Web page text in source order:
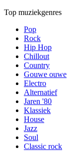
Top muziekgenres
Pop
Rock
Hip Hop
Chillout
Country
Gouwe ouwe
Electro
Alternatief
Jaren '80
Klassiek
House
Jazz
Soul
Classic rock